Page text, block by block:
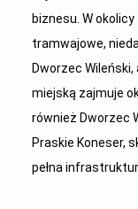
biznesu. W
tramwajowe,
Dworzec
miejską zajmuje
również Dworzec
Praskie Koneser,
pełna